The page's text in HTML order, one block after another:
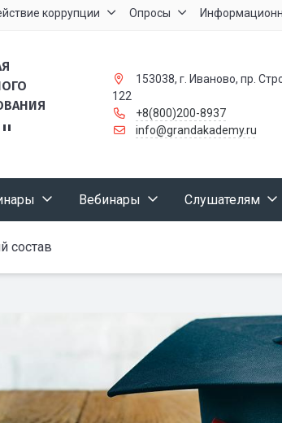
коррупции Опросы
153038, г. Иваново, пр.
122
+8(800)200-8937
info@grandakademy.ru
Вебинары Слушателям
состав